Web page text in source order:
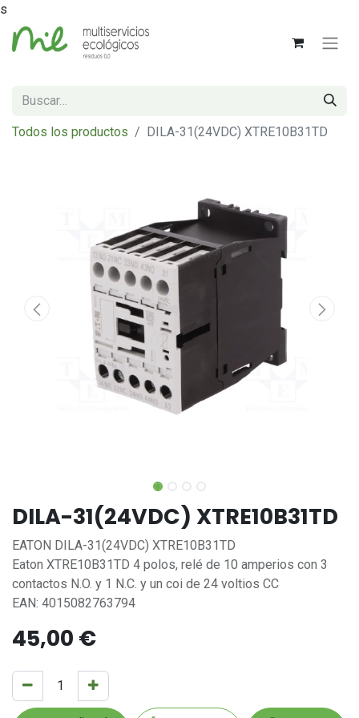
s
Todos los productos DILA-31(24VDC) XTRE10B31TD
DILA-31(24VDC) XTRE10B31TD
EATON DILA-31(24VDC) XTRE10B31TD
Eaton XTRE10B31TD 4 polos, relé de 10 amperios con 3
contactos N.O. y 1 N.C. y un coi de 24 voltios CC
EAN: 4015082763794
45,00 €